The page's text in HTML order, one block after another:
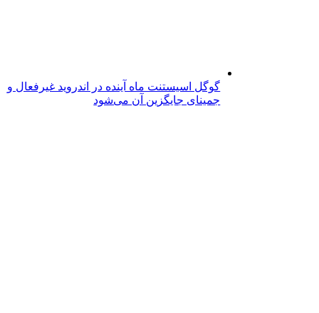
گوگل اسیستنت ماه آینده در اندروید غیرفعال و
جمینای جایگزین آن می‌شود